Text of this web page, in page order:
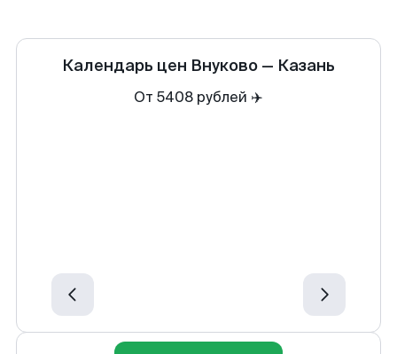
Календарь цен Внуково — Казань
От 5408 рублей ✈️